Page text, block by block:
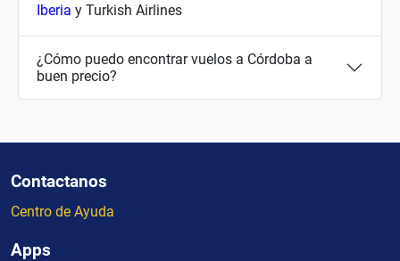
Iberia y Turkish Airlines
¿Cómo puedo encontrar vuelos a Córdoba a
buen precio?
Contactanos
Centro de Ayuda
Apps